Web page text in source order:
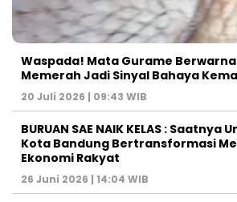
Waspada! Mata Gurame
Memerah Jadi Sinyal Bahaya
20 Juli 2026 | 09:43 WIB
BURUAN SAE NAIK KELAS : Saatnya
Kota Bandung Bertransformasi
Ekonomi Rakyat
26 Juni 2026 | 14:04 WIB